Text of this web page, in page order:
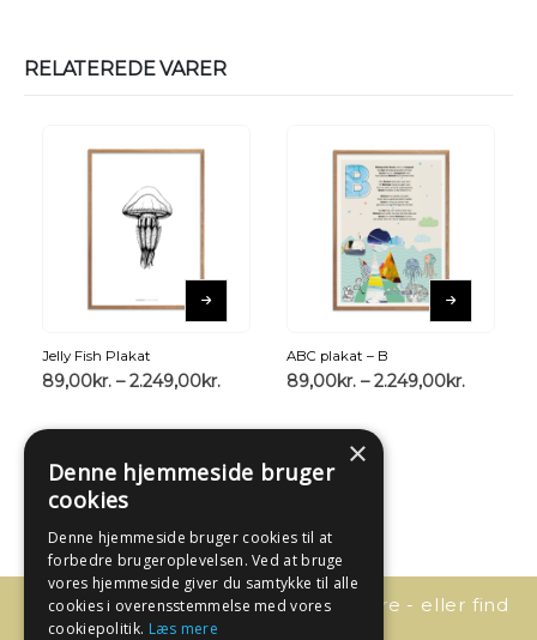
RELATEREDE VARER
Jelly Fish Plakat
89,00kr. – 2.249,00kr.
ABC plakat – B
89,00kr. – 2.249,00kr.
Har du spørgsmål, så kontakt os bare - eller find
svaret her:
×
Denne hjemmeside bruger
cookies
Denne hjemmeside bruger cookies til at
forbedre brugeroplevelsen. Ved at bruge
vores hjemmeside giver du samtykke til alle
cookies i overensstemmelse med vores
cookiepolitik. Læs mere